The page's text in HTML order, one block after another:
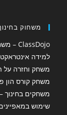
משחוק
ClassDojo – משחוק וקהילה לומדת משותפת
למידה
משחק וחזרה על
משחק קורס הון
משחקים בחינוך
שימוש